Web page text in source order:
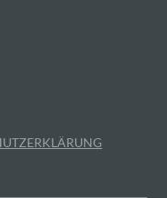
unabhängig
um einen Dritten